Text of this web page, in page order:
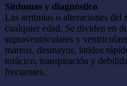
Síntomas y diagnóstico
Las arritmias o alteraciones del
cualquier edad. Se dividen en
supraventriculares y
mareos, desmayos, latidos
torácico, transpiración y
frecuentes.